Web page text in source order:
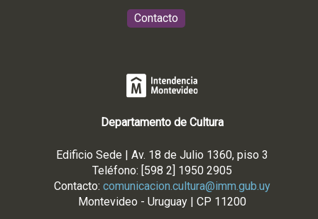
Contacto
Departamento de Cultura
Edificio Sede | Av. 18 de Julio 1360, piso 3
Teléfono: [598 2] 1950 2905
Contacto: comunicacion.cultura@imm.gub.uy
Montevideo - Uruguay | CP 11200